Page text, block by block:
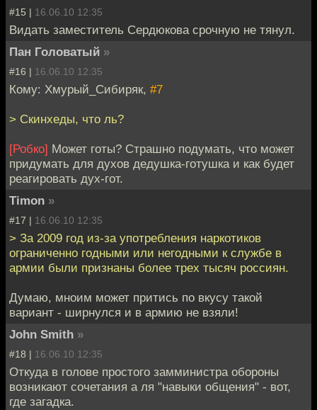
#15 | 16.06.10 12:35
Видать заместитель Сердюкова срочную не тянул.
Пан Головатый »
#16 | 16.06.10 12:35
Кому: Хмурый_Сибиряк, #7
> Скинхеды, что ль?
[Робко] Может готы? Страшно подумать, что может
придумать для духов дедушка-готушка и как будет
реагировать дух-гот.
Timon »
#17 | 16.06.10 12:35
> За 2009 год из-за употребления наркотиков
ограниченно годными или негодными к службе в
армии были признаны более трех тысяч россиян.
Думаю, мноим может притись по вкусу такой
вариант - ширнулся и в армию не взяли!
John Smith »
#18 | 16.06.10 12:35
Откуда в голове простого замминистра обороны
возникают сочетания а ля "навыки общения" - вот,
где загадка.